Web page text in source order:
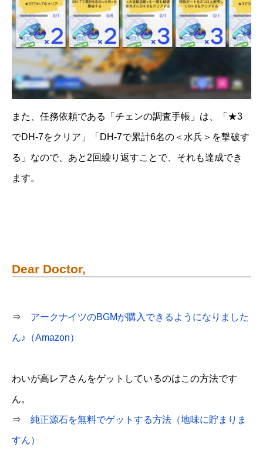
また、任務依頼である「チェンの調査手帳」は、「★3
でDH-7をクリア」「DH-7で累計6名の＜水兵＞を撃破す
る」なので、あと2回繰り返すことで、それも達成でき
ます。
Dear Doctor,
⇒ アークナイツのBGMが購入できるようになりました
ん♪（Amazon）
わいが高レアさんをゲットしているのはこの方法です
ん。
⇒ 純正源石を無料でゲットする方法（地味に貯まりま
すん）